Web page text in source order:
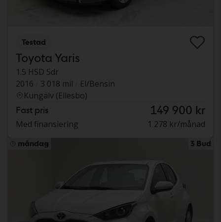
Testad
Toyota Yaris
1.5 HSD 5dr
2016
3 018 mil
El/Bensin
Kungälv (Ellesbo)
Fast pris 149 900 kr
Med finansiering 1 278 kr/månad
måndag 3 Bud